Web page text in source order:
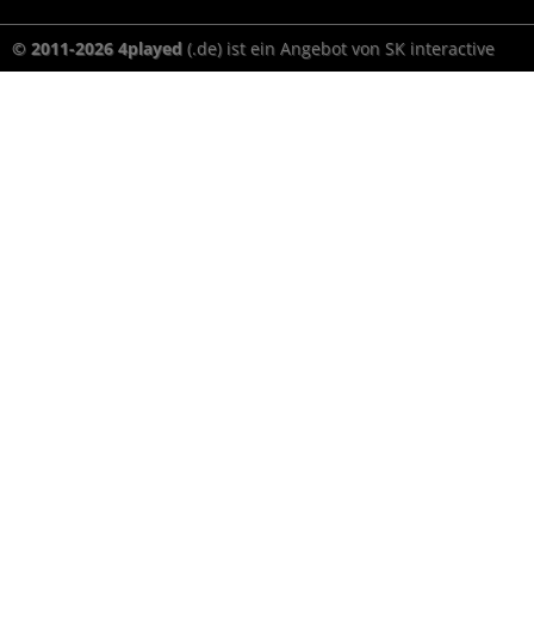
© 2011-2026 4played (.de) ist ein Angebot von SK interactive